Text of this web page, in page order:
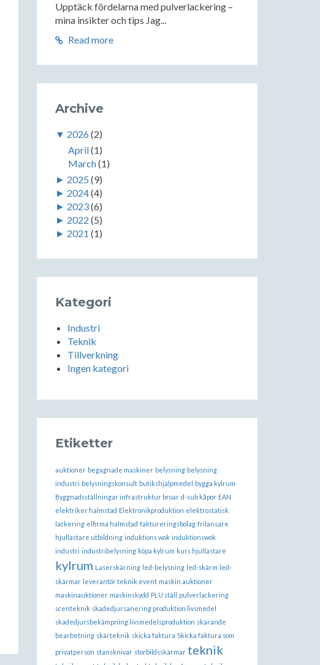
Upptäck fördelarna med pulverlackering –
mina insikter och tips Jag...
Read more
Archive
▼ 2026(2)
April(1)
March(1)
► 2025 (9)
► 2024(4)
► 2023(6)
► 2022 (5)
► 2021 (1)
Kategori
Industri
Teknik
Tillverkning
Ingen kategori
Etiketter
auktioner begagnade maskiner belysning belysning
industri belysningskonsult butikshjälpmedel bygga kylrum
Byggnadsställningar infrastruktur broar d-sub kåpor EAN
elektriker halmstad Elektronikproduktion elektrostatisk
lackering elfirma halmstad faktureringsbolag frilansare
hjullastare utbildning induktions wok induktionswok
industri industribelysning köpa kylrum kurs hjullastare
kylrum Laserskärning led-belysning led-skärm led-
skärmar leverantör teknik event maskin auktioner
maskinauktioner maskinskydd PLU ställ pulverlackering
scenteknik skadedjursanering produktion livsmedel
skadedjursbekämpning livsmedelsproduktion skärande
bearbetning skärteknik skicka faktura Skicka faktura som
privatperson stansknivar storbildsskärmar teknik